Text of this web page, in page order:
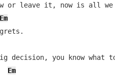
or leave it, now is all we
Em
decision, you know what to
Em